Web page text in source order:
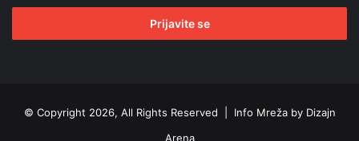
adresu
© Copyright 2026, All Rights Reserved | Info Mreža by Dizajn
Arena